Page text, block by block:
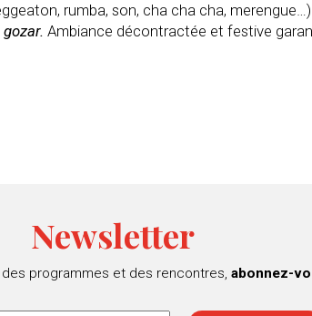
rumba, son, cha cha cha,
gozar. Ambiance décontractée et festive
Newsletter
programmes et des rencontres, abonnez-